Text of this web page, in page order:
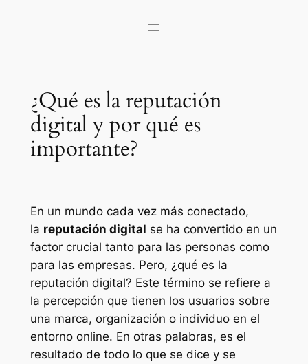
¿Qué es la reputación
digital y por qué es
importante?
En un mundo cada vez más conectado,
la reputación digital se ha convertido en un
factor crucial tanto para las personas como
para las empresas. Pero, ¿qué es la
reputación digital? Este término se refiere a
la percepción que tienen los usuarios sobre
una marca, organización o individuo en el
entorno online. En otras palabras, es el
resultado de todo lo que se dice y se